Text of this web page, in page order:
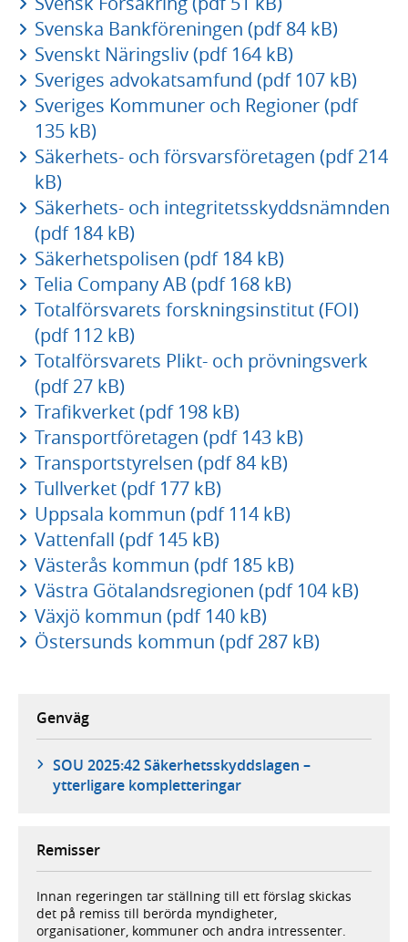
Svenska Bankföreningen (pdf 84 kB)
Svenskt Näringsliv (pdf 164 kB)
Sveriges advokatsamfund (pdf 107 kB)
Sveriges Kommuner och Regioner (pdf
135 kB)
Säkerhets- och försvarsföretagen (pdf 214
kB)
Säkerhets- och integritetsskyddsnämnden
(pdf 184 kB)
Säkerhetspolisen (pdf 184 kB)
Telia Company AB (pdf 168 kB)
Totalförsvarets forskningsinstitut (FOI)
(pdf 112 kB)
Totalförsvarets Plikt- och prövningsverk
(pdf 27 kB)
Trafikverket (pdf 198 kB)
Transportföretagen (pdf 143 kB)
Transportstyrelsen (pdf 84 kB)
Tullverket (pdf 177 kB)
Uppsala kommun (pdf 114 kB)
Vattenfall (pdf 145 kB)
Västerås kommun (pdf 185 kB)
Västra Götalandsregionen (pdf 104 kB)
Växjö kommun (pdf 140 kB)
Östersunds kommun (pdf 287 kB)
Genväg
SOU 2025:42 Säkerhetsskyddslagen –
ytterligare kompletteringar
Remisser
Innan regeringen tar ställning till ett förslag skickas
det på remiss till berörda myndigheter,
organisationer, kommuner och andra intressenter.